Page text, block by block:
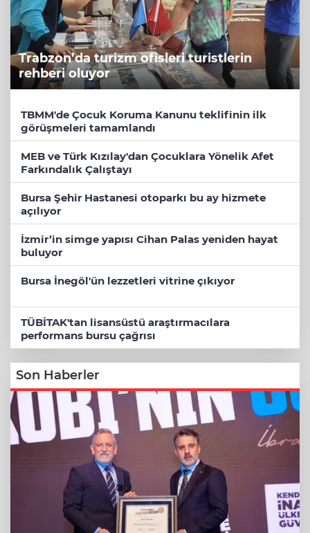
Trabzon’da turizm ofisleri turistlerin
rehberi oluyor
TBMM'de Çocuk Koruma Kanunu teklifinin ilk
görüşmeleri tamamlandı
MEB ve Türk Kızılay'dan Çocuklara Yönelik Afet
Farkındalık Çalıştayı
Bursa Şehir Hastanesi otoparkı bu ay hizmete
açılıyor
İzmir’in simge yapısı Cihan Palas yeniden hayat
buluyor
Bursa İnegöl'ün lezzetleri vitrine çıkıyor
TÜBİTAK'tan lisansüstü araştırmacılara
performans bursu çağrısı
Son Haberler